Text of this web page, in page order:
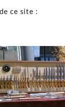
ce site :